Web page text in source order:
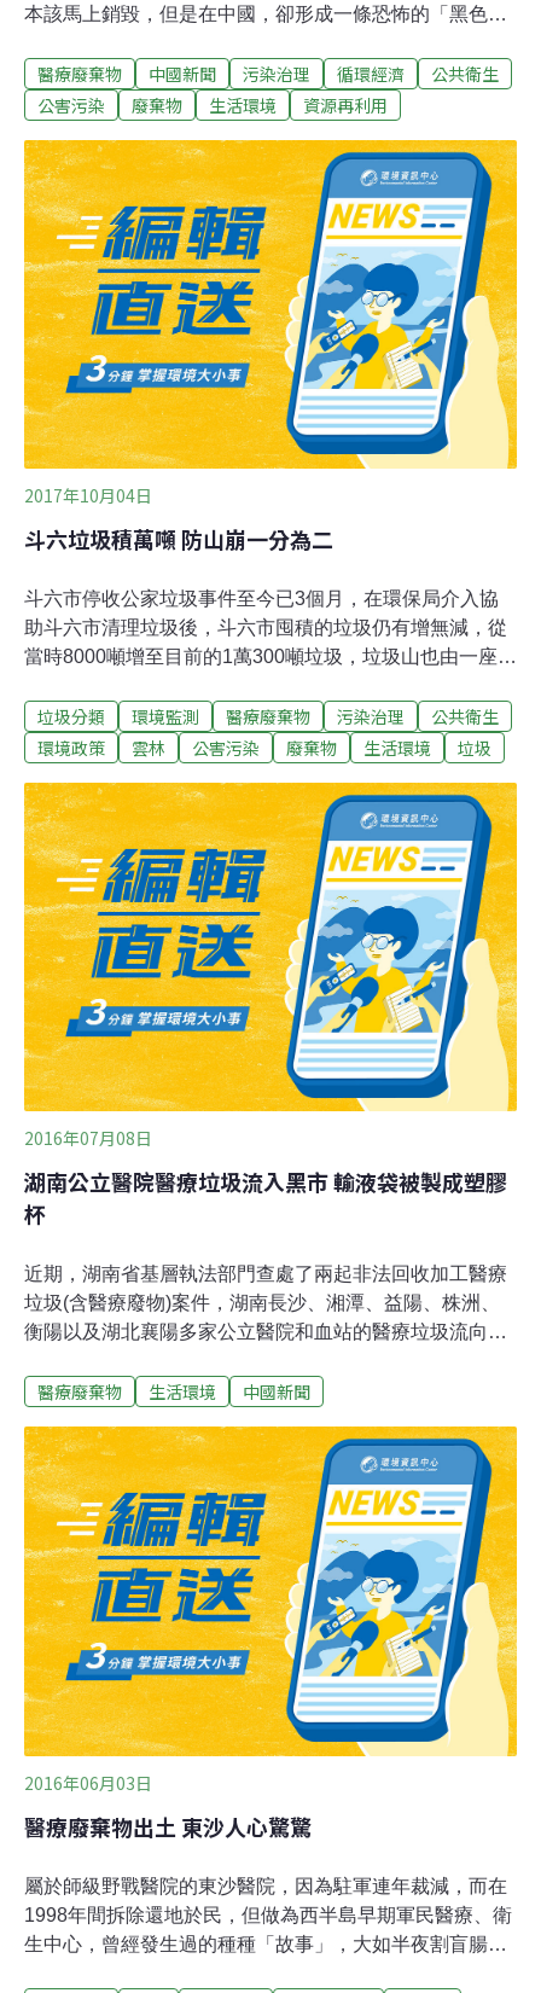
本該馬上銷毀，但是在中國，卻形成一條恐怖的「黑色產
各地充斥醫療垃圾製造的日用品，其中河南、河北、山
東、陝西等多地都存在許多回收、加工這些醫療廢棄物的
次性針筒等垃圾，製成業內俗稱「再生顆粒」的塑料粒，
再送到下游企業加工，生產出來的產品，五花八門，包括
水果籃、蔬菜網袋、臉盆、水杯，甚至兒童玩具，都是民
眾最常接觸的塑膠製品。而這些醫療垃圾在加工過程中產
生的污水，不經任何處理，直接排到周邊江河中上世紀70
年代，中國曾爆發醫療廢物處置不當引起B肝傳播流行事
件。儘管中國當局在2003年SARS風暴後，頒佈了《醫療
廢物管理條例》，嚴禁任何單位和個人買賣醫療廢物。但
十多年來，這種現象絲毫沒有減少，醫療廢物的
醫療廢棄物 中國新聞 污染治理 循環經濟
公共衛生
公害污染
廢棄物 生活環境 資源再利用
2017年10月04日
斗六垃圾積萬噸 防山崩一分為二
斗六市停收公家垃圾事件至今已3個月，在環保局介入協
助斗六市清理垃圾後，斗六市囤積的垃圾仍有增無減，從
當時8000噸增至目前的1萬300噸垃圾，垃圾山也由一座變
衡，垃圾山不會再變高變胖。市長謝淑亞表示，公所努力
解決垃圾問題，每日垃圾量已從60公噸降至45噸，但仍有
外運100公噸垃圾，但並非每天垃圾都會外運，垃圾已累
積逾萬噸，因囤積量太多，原有的垃圾山一度達4層樓
高，為避免「山崩」危險，目前垃圾分為兩堆，垃圾山從
一座變成兩座，所幸垃圾進出量已趨於平衡，囤積量已不
會再增加，呼籲民眾做好垃圾分類，落實垃圾減量。
垃圾分類 環境監測 醫療廢棄物 污染治理
公共衛生
環境政策
雲林 公害污染 廢棄物 生活環境 垃圾
2016年07月08日
湖南公立醫院醫療垃圾流入黑市 輸液袋被製成塑膠
杯
近期，湖南省基層執法部門查處了兩起非法回收加工醫療
垃圾(含醫療廢物)案件，湖南長沙、湘潭、益陽、株洲、
衡陽以及湖北襄陽多家公立醫院和血站的醫療垃圾流向城
負責人龔志淩說，在岳陽、長沙查處的兩起案件中，執法
液袋、輸液瓶等醫療垃圾，少部分是必須焚燒銷毀的醫療
廢物。從環保部門的角度來說，查獲的近百噸醫療垃圾沒
有嚴格按規定進行分類，摻雜著輸液針管、血液袋等醫療
廢物，整體而言都可以視作是醫療廢物。到目前為止，上
述兩起案件中的醫療垃圾垃圾倒賣鏈條並未查明。湖南省
環保和衛生部門認為，查獲的醫療垃圾既有可能直接來自
醫院，也有可能是運送環節出了問題。
醫療廢棄物 生活環境 中國新聞
2016年06月03日
醫療廢棄物出土 東沙人心驚驚
屬於師級野戰醫院的東沙醫院，因為駐軍連年裁減，而在
1998年間拆除還地於民，但做為西半島早期軍民醫療、衛
生中心，曾經發生過的種種「故事」，大如半夜割盲腸或